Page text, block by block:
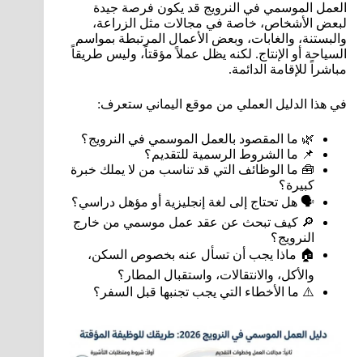
العمل الموسمي في النرويج قد يكون فرصة جيدة
لبعض الأشخاص، خاصة في مجالات مثل الزراعة،
والبستنة، والغابات، وبعض الأعمال المرتبطة بمواسم
السياحة أو الإنتاج. لكنه يظل عملاً مؤقتاً، وليس طريقاً
مباشراً للإقامة الدائمة.
في هذا الدليل العملي من موقع اليماني ستعرف:
🌿 ما المقصود بالعمل الموسمي في النرويج؟
📌 ما الشروط الرسمية للتقديم؟
🧰 ما الوظائف التي قد تناسب من لا يملك خبرة
كبيرة؟
🗣️ هل تحتاج إلى لغة إنجليزية أو مؤهل دراسي؟
🔎 كيف تبحث عن عقد عمل موسمي من خارج
النرويج؟
🏠 ماذا يجب أن تسأل عنه بخصوص السكن،
والأكل، والانتقالات، واستقبال المطار؟
⚠️ ما الأخطاء التي يجب تجنبها قبل السفر؟